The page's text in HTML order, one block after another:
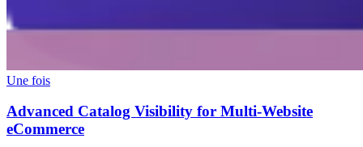
Une fois
Advanced Catalog Visibility for Multi-Website
eCommerce